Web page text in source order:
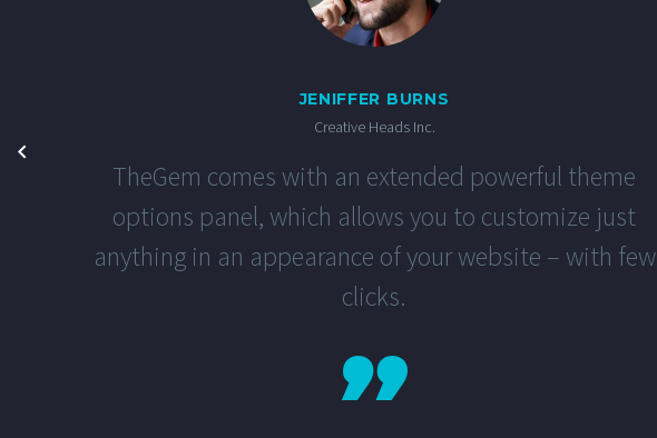
JENIFFER BURNS
Creative Heads Inc.
TheGem comes with an extended powerful theme
options panel, which allows you to customize just
anything in an appearance of your website – with few
clicks.